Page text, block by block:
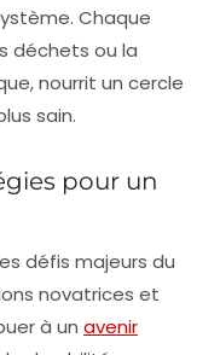
. Chaque
déchets ou la
nourrit un cercle
sain.
pour un
défis majeurs du
novatrices et
à un avenir